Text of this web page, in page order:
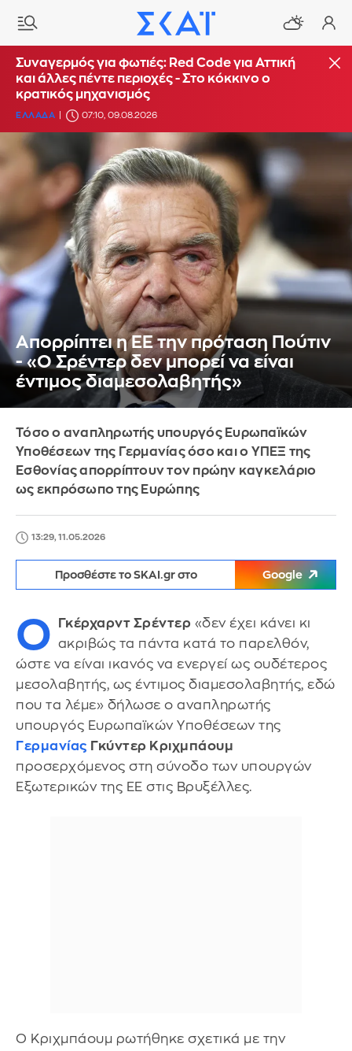
Συναγερμός για φωτιές: Red Code για Αττική
και άλλες πέντε περιοχές - Στο κόκκινο ο
κρατικός μηχανισμός
ΕΛΛΑΔΑ 07:10, 09.08.2026
Απορρίπτει η ΕΕ την πρόταση Πούτιν
- «Ο Σρέντερ δεν μπορεί να είναι
έντιμος διαμεσολαβητής»
Τόσο ο αναπληρωτής υπουργός Ευρωπαϊκών
Υποθέσεων της Γερμανίας όσο και ο ΥΠΕΞ της
Εσθονίας απορρίπτουν τον πρώην καγκελάριο
ως εκπρόσωπο της Ευρώπης
13:29, 11.05.2026
Προσθέστε το SKAI.gr στο Google
Ο Γκέρχαρντ Σρέντερ «δεν έχει κάνει κι
ακριβώς τα πάντα κατά το παρελθόν,
ώστε να είναι ικανός να ενεργεί ως ουδέτερος
μεσολαβητής, ως έντιμος διαμεσολαβητής, εδώ
που τα λέμε» δήλωσε ο αναπληρωτής
υπουργός Ευρωπαϊκών Υποθέσεων της
Γερμανίας Γκύντερ Κριχμπάουμ
προσερχόμενος στη σύνοδο των υπουργών
Εξωτερικών της ΕΕ στις Βρυξέλλες.
Ο Κριχμπάουμ ρωτήθηκε σχετικά με την